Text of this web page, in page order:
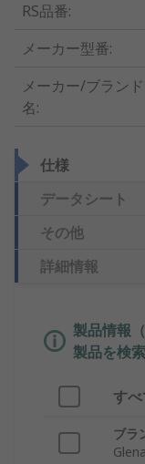
RS品番:
メーカー型番:
メーカー/ブランド
名:
仕様
データシート
その他
詳細情報
製品情報
製品を検
す
ブラ